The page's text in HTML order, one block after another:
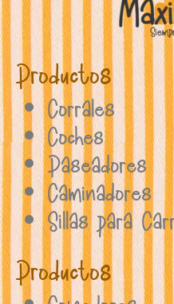
Productos
Corrales
Coches
Paseadores
Caminadores
Sillas para
Productos